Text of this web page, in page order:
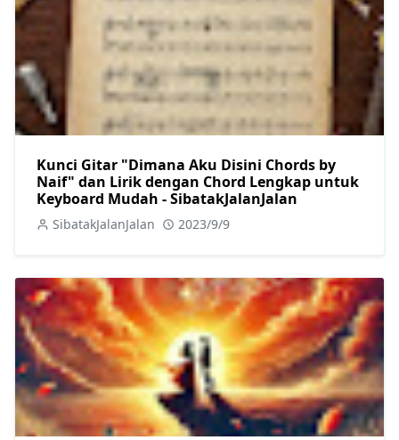
Kunci Gitar "Dimana Aku Disini Chords by
Naif" dan Lirik dengan Chord Lengkap untuk
Keyboard Mudah - SibatakJalanJalan
SibatakJalanJalan 2023/9/9